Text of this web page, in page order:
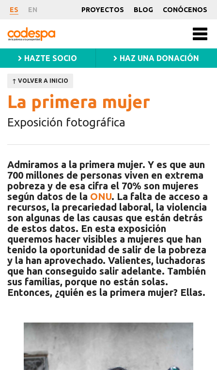
La
primera
mujer
ES EN PROYECTOS BLOG CONÓCENOS
CODESPA
HAZTE SOCIO HAZ UNA DONACIÓN
↑ VOLVER A INICIO
La primera mujer
Exposición fotográfica
Admiramos a la primera mujer. Y es que aun
700 millones de personas viven en extrema
pobreza y de esa cifra el 70% son mujeres
según datos de la ONU. La falta de acceso a
recursos, la precariedad laboral, la violencia
son algunas de las causas que están detrás
de estos datos. En esta exposición
queremos hacer visibles a mujeres que han
tenido la oportunidad de salir de la pobreza
y la han aprovechado. Valientes, luchadoras
que han conseguido salir adelante. También
sus familias, porque no están solas.
Entonces, ¿quién es la primera mujer? Ellas.